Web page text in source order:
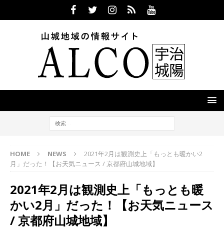
HOME NEWS
2021年2月は観測史上「もっとも暖かい2
月」だった！【お天気ニュース / 京都府山城地域】
2021年2月は観測史上「もっとも暖
かい2月」だった！【お天気ニュース
/ 京都府山城地域】